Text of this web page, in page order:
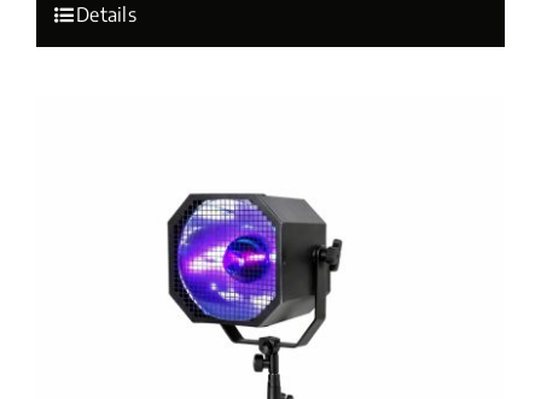
Details